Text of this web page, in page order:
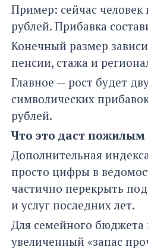
Пример: сейчас человек
рублей. Прибавка
Конечный размер
пенсии, стажа и
Главное — рост будет
символических
рублей.
Что это даст
Дополнительная
просто цифры в
частично перекрыть
и услуг последних лет.
Для семейного бюджета
увеличенный «запас